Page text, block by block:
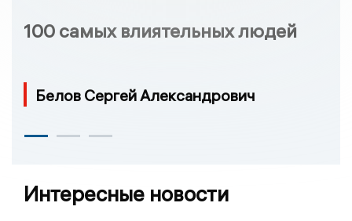
100 самых влиятельных людей
Белов Сергей Александрович
Интересные новости